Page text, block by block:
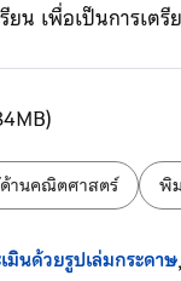
ยน เพื่อเป็นการเต
านคณิตศาสตร์ พิ
มินด้วยรูปเล่มกระดาษ